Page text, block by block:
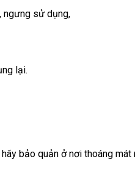
ngưng sử dụng,
lại.
bảo quản ở nơi thoáng mát